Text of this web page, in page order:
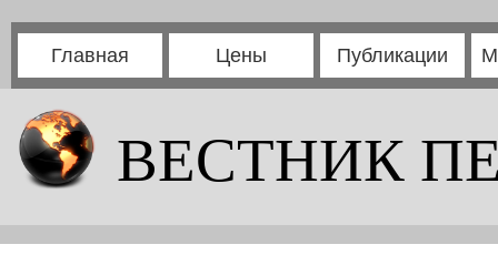
Главная Цены Публикации
ВЕСТНИК